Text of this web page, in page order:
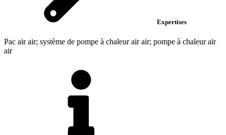
Expertises
Pac air air; système de pompe à chaleur air air; pompe à chaleur air
air